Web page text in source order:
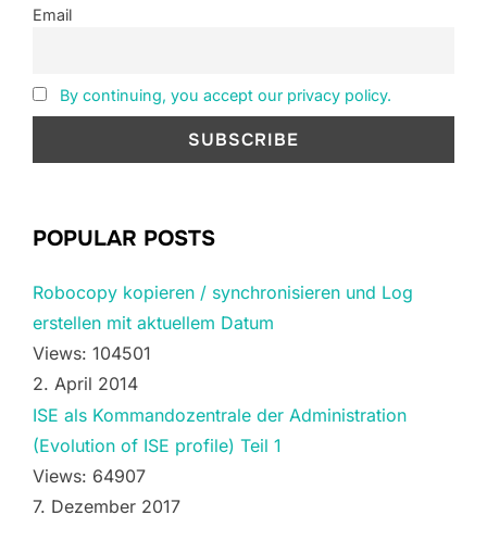
Email
By continuing, you accept our privacy policy.
POPULAR POSTS
Robocopy kopieren / synchronisieren und Log
erstellen mit aktuellem Datum
Views: 104501
2. April 2014
ISE als Kommandozentrale der Administration
(Evolution of ISE profile) Teil 1
Views: 64907
7. Dezember 2017